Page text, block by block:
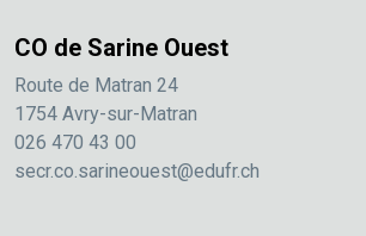
CO de Sarine Ouest
Route de Matran 24
1754 Avry-sur-Matran
026 470 43 00
secr.co.sarineouest@edufr.ch